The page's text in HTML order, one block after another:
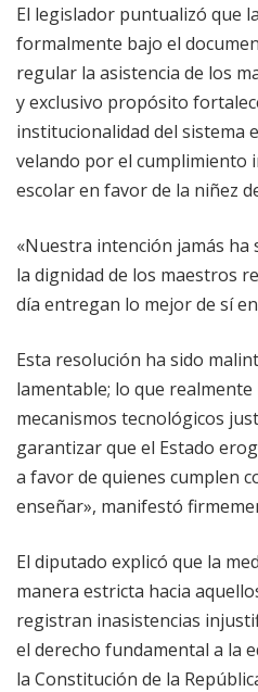
El legislador puntualizó que
formalmente bajo el
regular la asistencia de los
y exclusivo propósito
institucionalidad del sistema
velando por el cumplimiento
escolar en favor de la niñez
«Nuestra intención jamás
la dignidad de los maestros
día entregan lo mejor de sí en
Esta resolución ha sido
lamentable; lo que
mecanismos tecnológicos
garantizar que el Estado
a favor de quienes cumplen
enseñar», manifestó
El diputado explicó que la
manera estricta hacia
registran inasistencias
el derecho fundamental a la
la Constitución de la